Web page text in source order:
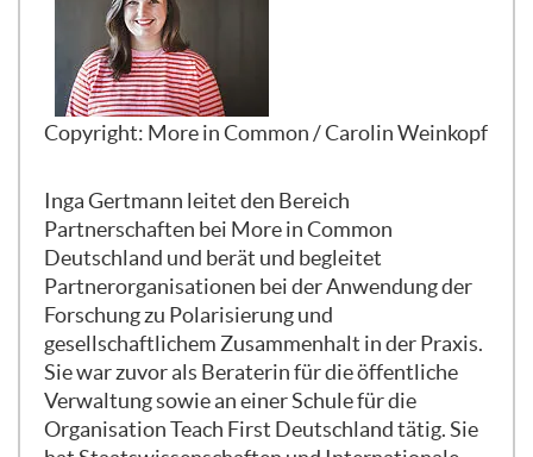
2019 haben wir unsere erste große
Grundlagenstudie veröffentlicht, die
damals "Die andere deutsche Teilung"
hieß. Diesen Titel haben wir sehr bewusst
wird viel über die Teilung in Ost und West
gesprochen, natürlich im Jahr 2019 als
Jubiläumsjahr des Mauerfalls. Damals
wurde aber auch schon, ähnlich wie
heute, viel über ganz andere
Spaltungslinien oder scheinbare
Spaltungslinien wie z.B. alt und jung
gesprochen. Wir haben gesagt: Nein, wir
wollen bewusst auch den Blick mal ein
Copyright: More in Common / Carolin Weinkopf
Inga Gertmann leitet den Bereich
Partnerschaften bei More in Common
Deutschland und berät und begleitet
Partnerorganisationen bei der Anwendung der
Forschung zu Polarisierung und
gesellschaftlichem Zusammenhalt in der Praxis.
Sie war zuvor als Beraterin für die öffentliche
Verwaltung sowie an einer Schule für die
Organisation Teach First Deutschland tätig. Sie